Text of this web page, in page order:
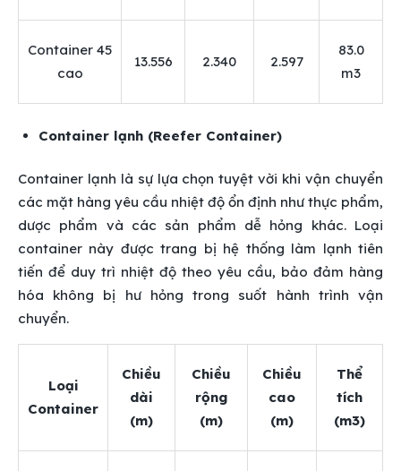
Container 45
cao
13.556 2.340 2.597
83.0
m3
Container lạnh (Reefer Container)
Container lạnh là sự lựa chọn tuyệt vời khi vận chuyển
các mặt hàng yêu cầu nhiệt độ ổn định như thực phẩm,
dược phẩm và các sản phẩm dễ hỏng khác. Loại
container này được trang bị hệ thống làm lạnh tiên
tiến để duy trì nhiệt độ theo yêu cầu, bảo đảm hàng
hóa không bị hư hỏng trong suốt hành trình vận
chuyển.
Loại
Container
Chiều
dài
(m)
Chiều
rộng
(m)
Chiều
cao
(m)
Thể
tích
(m3)